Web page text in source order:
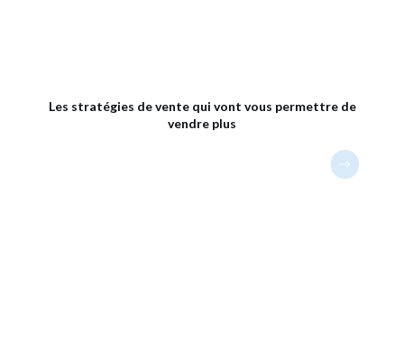
Les stratégies de vente qui vont vous permettre de
vendre plus